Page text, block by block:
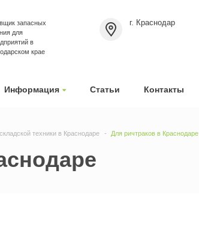
Информация Статьи Контакты
запасных
для
в
крае
г. Краснодар
техники в Краснодаре Для ричтраков в Краснодаре